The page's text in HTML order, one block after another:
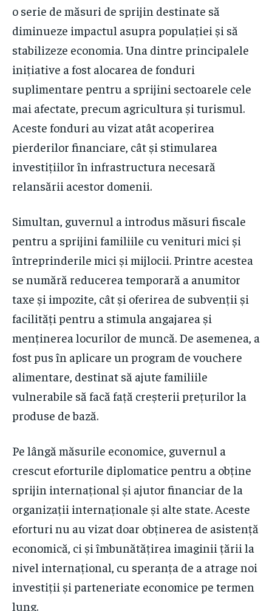
o serie de măsuri de sprijin destinate să
diminueze impactul asupra populației și să
stabilizeze economia. Una dintre principalele
inițiative a fost alocarea de fonduri
suplimentare pentru a sprijini sectoarele cele
mai afectate, precum agricultura și turismul.
Aceste fonduri au vizat atât acoperirea
pierderilor financiare, cât și stimularea
investițiilor în infrastructura necesară
relansării acestor domenii.
Simultan, guvernul a introdus măsuri fiscale
pentru a sprijini familiile cu venituri mici și
întreprinderile mici și mijlocii. Printre acestea
se numără reducerea temporară a anumitor
taxe și impozite, cât și oferirea de subvenții și
facilități pentru a stimula angajarea și
menținerea locurilor de muncă. De asemenea, a
fost pus în aplicare un program de vouchere
alimentare, destinat să ajute familiile
vulnerabile să facă față creșterii prețurilor la
produse de bază.
Pe lângă măsurile economice, guvernul a
crescut eforturile diplomatice pentru a obține
sprijin internațional și ajutor financiar de la
organizații internaționale și alte state. Aceste
eforturi nu au vizat doar obținerea de asistență
economică, ci și îmbunătățirea imaginii țării la
nivel internațional, cu speranța de a atrage noi
investiții și parteneriate economice pe termen
lung.